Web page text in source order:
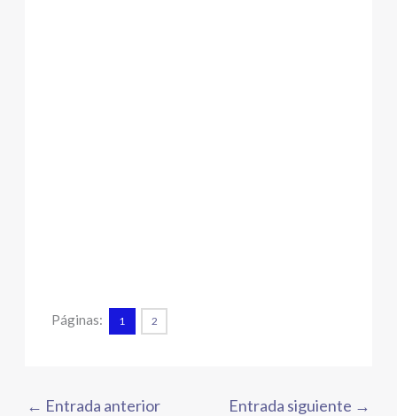
Páginas: 1 2
← Entrada anterior Entrada siguiente →